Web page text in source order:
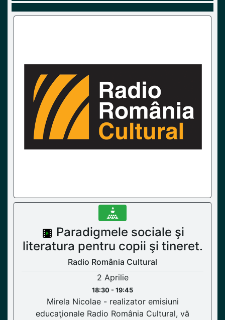
Paradigmele sociale şi
literatura pentru copii şi tineret.
Radio România Cultural
2 Aprilie
18:30 - 19:45
Mirela Nicolae - realizator emisiuni
educaţionale Radio România Cultural, vă